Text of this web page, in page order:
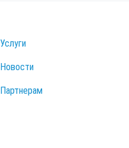
Услуги
Новости
Партнерам